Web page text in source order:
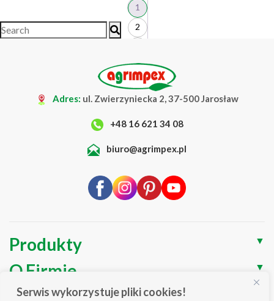
Serwis wykorzystuje pliki cookies!
1
2
4
…
15
16
17
Adres: ul. Zwierzyniecka 2, 37-500 Jarosław
+48 16 621 34 08
biuro@agrimpex.pl
Produkty ▼
O Firmie ▼